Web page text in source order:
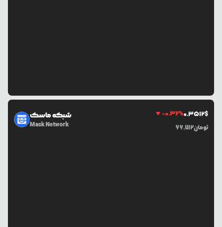
شبکه ماسک
Mask Network
-0.32%0.3512$
66,712تومان